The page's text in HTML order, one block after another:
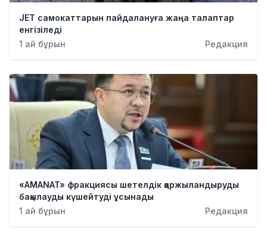
JET самокаттарын пайдалануға жаңа талаптар
енгізіледі
1 ай бұрын
Редакция
«AMANAT» фракциясы шетелдік қаржыландыруды
бақылауды күшейтуді ұсынады
1 ай бұрын
Редакция